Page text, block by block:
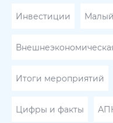
Инвестиции
Итоги мероприятий
Цифры и факты